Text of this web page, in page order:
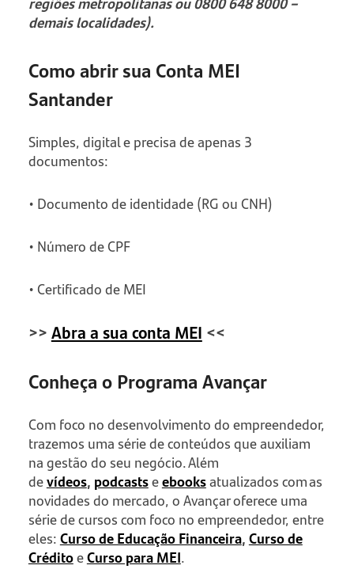
demais localidades).
Como abrir sua Conta MEI
Santander
Simples, digital e precisa de apenas 3
documentos:
• Documento de identidade (RG ou CNH)
• Número de CPF
• Certificado de MEI
>> Abra a sua conta MEI <<
Conheça o Programa Avançar
Com foco no desenvolvimento do empreendedor,
trazemos uma série de conteúdos que auxiliam
na gestão do seu negócio. Além
devídeos, podcastseebooksatualizados com as
novidades do mercado, o Avançar oferece uma
série de cursos com foco no empreendedor, entre
eles:Curso de Educação Financeira,Curso de
CréditoeCurso para MEI.